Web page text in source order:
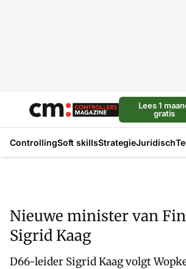
Lees 1
gratis
ControllingSoft skillsStrategieJuridisch
Nieuwe minister van
Sigrid Kaag
D66-leider Sigrid Kaag volgt